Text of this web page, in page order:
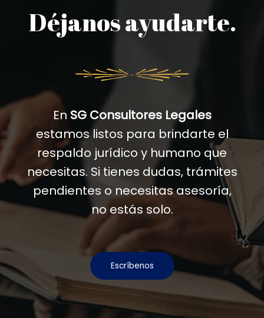
Déjanos ayudarte.
En SG Consultores Legales
estamos listos para brindarte el
respaldo jurídico y humano que
necesitas. Si tienes dudas, trámites
pendientes o necesitas asesoría,
no estás solo.
Escríbenos